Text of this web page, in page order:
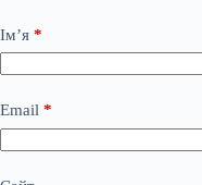
Ім’я *
Email *